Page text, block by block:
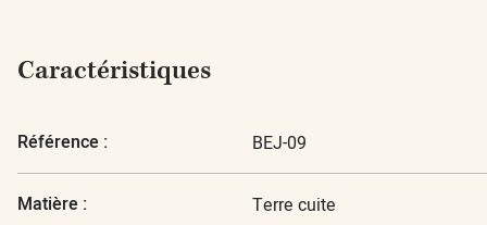
Caractéristiques
Référence : BEJ-09
Matière : Terre cuite